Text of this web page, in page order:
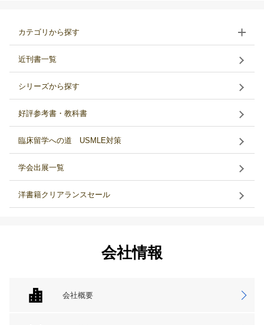
カテゴリから探す
近刊書一覧
シリーズから探す
好評参考書・教科書
臨床留学への道 USMLE対策
学会出展一覧
洋書籍クリアランスセール
会社情報
会社概要